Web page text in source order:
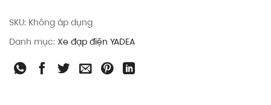
SKU: Không áp dụng
Danh mục: Xe đạp điện YADEA